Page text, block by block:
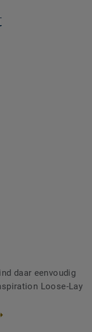
daar eenvoudig
Loose-Lay